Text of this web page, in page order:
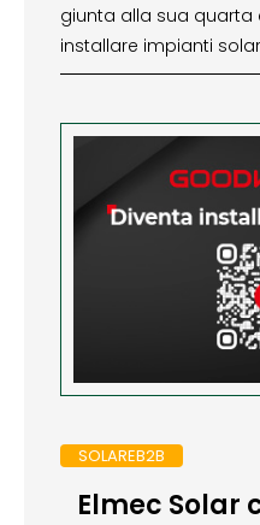
giunta alla sua quarta
installare impianti
SOLAREB2B
Elmec Solar